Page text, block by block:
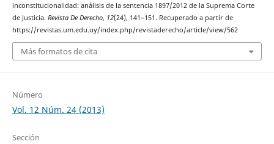
inconstitucionalidad: análisis de la sentencia 1897/2012 de la Suprema Corte
de Justicia. Revista De Derecho, 12(24), 141–151. Recuperado a partir de
https://revistas.um.edu.uy/index.php/revistaderecho/article/view/562
Más formatos de cita
Número
Vol. 12 Núm. 24 (2013)
Sección